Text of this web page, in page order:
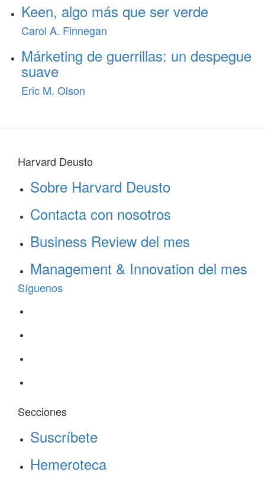
Keen, algo más que ser verde
Carol A. Finnegan
Márketing de guerrillas: un despegue
suave
Eric M. Olson
Harvard Deusto
Sobre Harvard Deusto
Contacta con nosotros
Business Review del mes
Management & Innovation del mes
Síguenos
Secciones
Suscríbete
Hemeroteca